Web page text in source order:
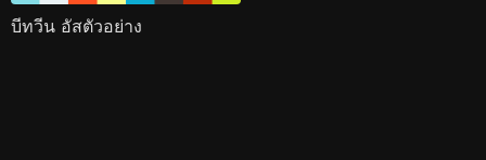
บีทวีน อัสตัวอย่าง